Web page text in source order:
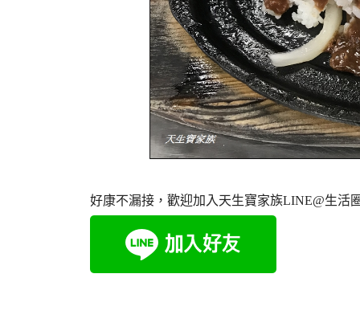
好康不漏接，歡迎加入天生寶家族LINE@生活